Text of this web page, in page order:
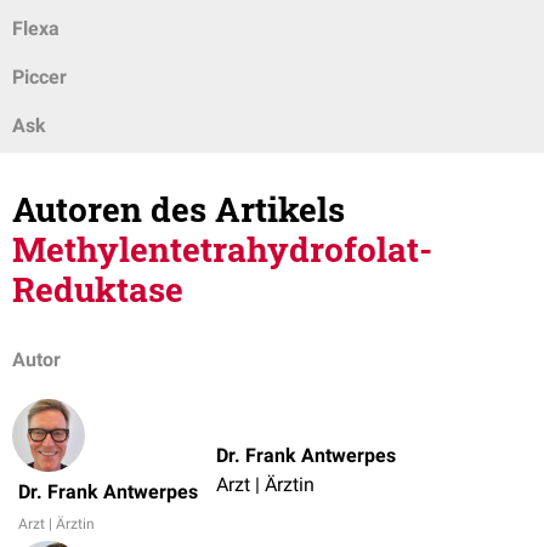
Flexa
Piccer
Ask
Autoren des Artikels
Methylentetrahydrofolat-
Reduktase
Autor
Dr. Frank Antwerpes
Arzt | Ärztin
Dr. Frank Antwerpes
Arzt | Ärztin